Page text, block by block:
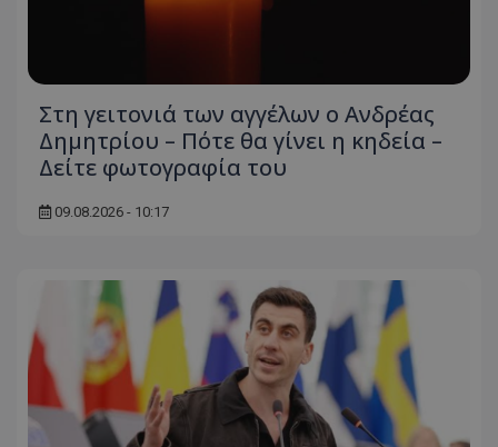
Στη γειτονιά των αγγέλων ο Ανδρέας
Δημητρίου – Πότε θα γίνει η κηδεία –
Δείτε φωτογραφία του
09.08.2026 - 10:17